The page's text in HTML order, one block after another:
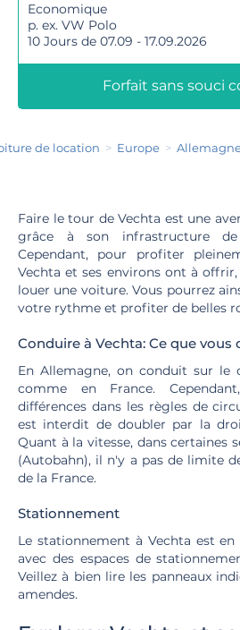
Economique
p. ex. VW Polo
10 Jours de 07.09 - 17.09.2026
Forfait sans souci
de location Europe
Faire le tour de Vechta est une
grâce à son infrastructure de
Cependant, pour profiter
Vechta et ses environs ont à
louer une voiture. Vous pourrez
votre rythme et profiter de belles
Conduire à Vechta: Ce que vous
En Allemagne, on conduit sur
comme en France.
différences dans les règles de
est interdit de doubler par la
Quant à la vitesse, dans certaines
(Autobahn), il n'y a pas de limite
de la France.
Stationnement
Le stationnement à Vechta est
avec des espaces de
Veillez à bien lire les panneaux
amendes.